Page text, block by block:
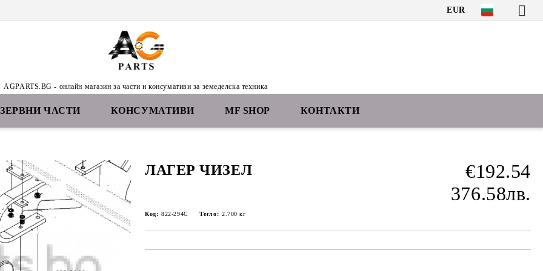
EUR
AGPARTS.BG - онлайн магазин за части и консумативи за земеделска техника
ЧАСТИ КОНСУМАТИВИ MF SHOP КОНТАКТИ
ЛАГЕР ЧИЗЕЛ
€192.54
376.58лв.
Код: 822-294C Тегло: 2.700 кг